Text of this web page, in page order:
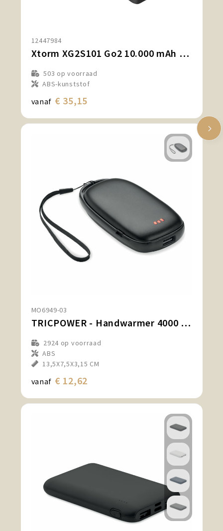
12447984
Xtorm XG2S101 Go2 10.000 mAh 15 W powerbank op zonne-energie met licht
503 op voorraad
ABS-kunststof
vanaf € 35,15
MO6949-03
TRICPOWER - Handwarmer 4000 mAh powerbank
2924 op voorraad
ABS
13,5X7,5X3,15 CM
vanaf € 12,62